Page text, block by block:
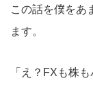
この話を僕をあ
ます。
「え？FXも株